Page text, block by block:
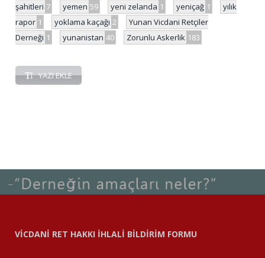
şahitleri 7 yemen 59 yeni zelanda 1 yeniçağ 1
yılık
rapor 1 yoklama kaçağı 2
Yunan Vicdani Retçiler
Derneği 1 yunanistan 40 Zorunlu Askerlik 183
YAZI EKLE
VİCDANİ RET HAKKI İHLALİ BİLDİRİM FORMU